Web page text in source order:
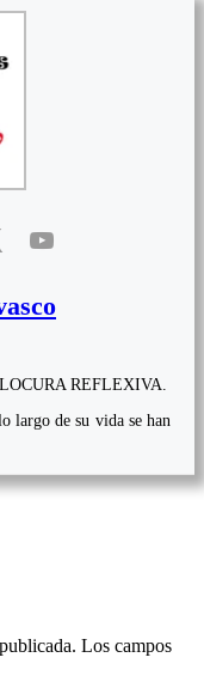
REFLEXIVA.
largo de su vida se han
Los campos